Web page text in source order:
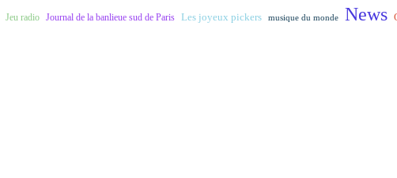
Jeu radio Journal de la banlieue sud de Paris Les joyeux pickers musique du monde News